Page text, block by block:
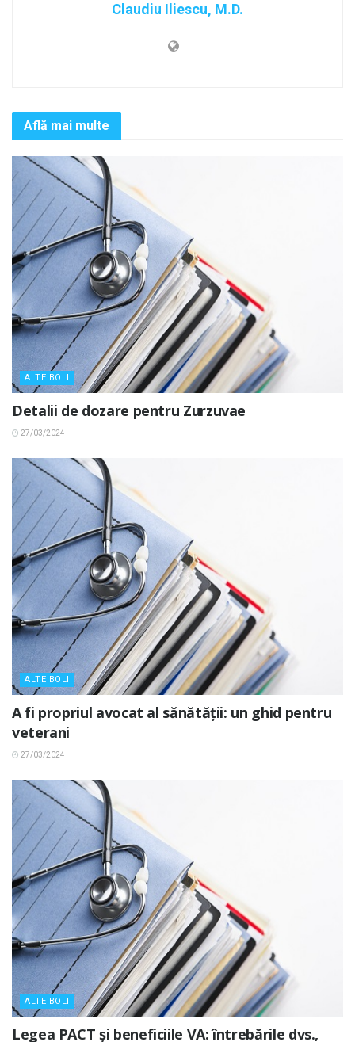
Claudiu Iliescu, M.D.
Află mai multe
ALTE BOLI
Detalii de dozare pentru Zurzuvae
27/03/2024
ALTE BOLI
A fi propriul avocat al sănătății: un ghid pentru
veterani
27/03/2024
ALTE BOLI
Legea PACT și beneficiile VA: întrebările dvs.,